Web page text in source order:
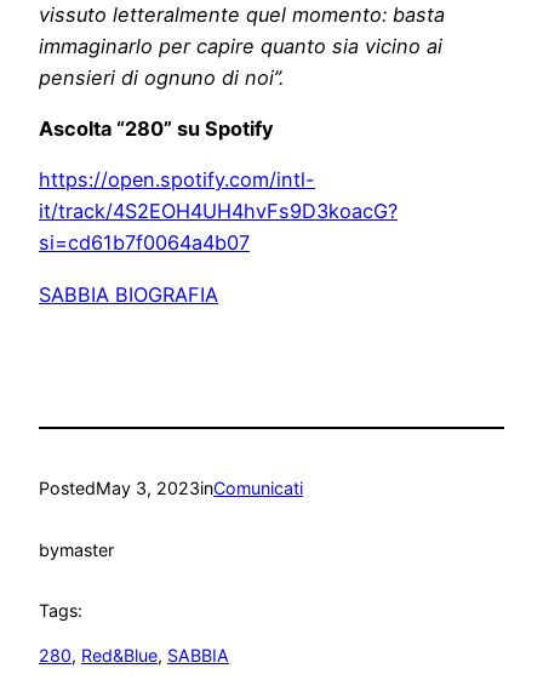
vissuto letteralmente quel momento: basta
immaginarlo per capire quanto sia vicino ai
pensieri di ognuno di noi”.
Ascolta “280” su Spotify
https://open.spotify.com/intl-
it/track/4S2EOH4UH4hvFs9D3koacG?
si=cd61b7f0064a4b07
SABBIA BIOGRAFIA
PostedMay 3, 2023inComunicati
bymaster
Tags:
280, Red&Blue, SABBIA